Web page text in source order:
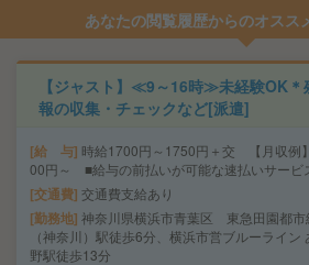
あなたの閲覧履歴からのオスス
【ジャスト】≪9～16時≫未経験OK＊
報の収集・チェックなど[派遣]
給 与 時給1700円～1750円＋交 【月収例
00円～ ■給与の前払いが可能な速払いサービ
交通費 交通費支給あり
勤務地 神奈川県横浜市青葉区 東急田園都市
（神奈川）駅徒歩6分、横浜市営ブルーライン
野駅徒歩13分